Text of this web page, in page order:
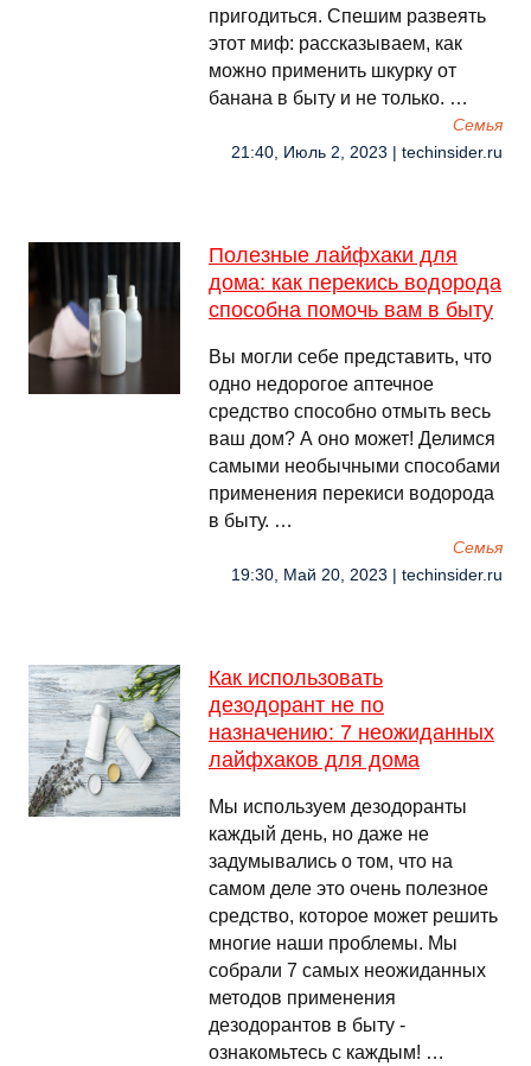
пригодиться. Спешим развеять
этот миф: рассказываем, как
можно применить шкурку от
банана в быту и не только. …
Семья
21:40, Июль 2, 2023 | techinsider.ru
Полезные лайфхаки для
дома: как перекись водорода
способна помочь вам в быту
Вы могли себе представить, что
одно недорогое аптечное
средство способно отмыть весь
ваш дом? А оно может! Делимся
самыми необычными способами
применения перекиси водорода
в быту. …
Семья
19:30, Май 20, 2023 | techinsider.ru
Как использовать
дезодорант не по
назначению: 7 неожиданных
лайфхаков для дома
Мы используем дезодоранты
каждый день, но даже не
задумывались о том, что на
самом деле это очень полезное
средство, которое может решить
многие наши проблемы. Мы
собрали 7 самых неожиданных
методов применения
дезодорантов в быту -
ознакомьтесь с каждым! …